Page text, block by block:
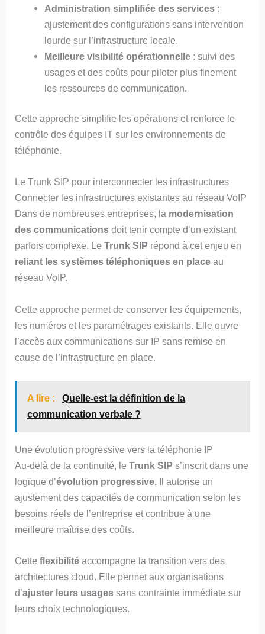
Administration simplifiée des services :
ajustement des configurations sans intervention
lourde sur l’infrastructure locale.
Meilleure visibilité opérationnelle : suivi des
usages et des coûts pour piloter plus finement
les ressources de communication.
Cette approche simplifie les opérations et renforce le
contrôle des équipes IT sur les environnements de
téléphonie.
Le Trunk SIP pour interconnecter les infrastructures
Connecter les infrastructures existantes au réseau VoIP
Dans de nombreuses entreprises, la modernisation
des communications doit tenir compte d’un existant
parfois complexe. LeTrunk SIP répond à cet enjeu en
reliant les systèmes téléphoniques en place au
réseau VoIP.
Cette approche permet de conserver les équipements,
les numéros et les paramétrages existants. Elle ouvre
l’accès aux communications sur IP sans remise en
cause de l’infrastructure en place.
A lire :
Quelle-est la définition de la
communication verbale ?
Une évolution progressive vers la téléphonie IP
Au-delà de la continuité, leTrunk SIPs’inscrit dans une
logique d’évolution progressive. Il autorise un
ajustement des capacités de communication selon les
besoins réels de l’entreprise et contribue à une
meilleure maîtrise des coûts.
Cetteflexibilitéaccompagne la transition vers des
architectures cloud. Elle permet aux organisations
d’ajuster leurs usages sans contrainte immédiate sur
leurs choix technologiques.